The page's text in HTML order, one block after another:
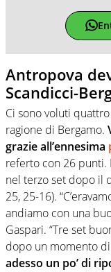
Antropova
Scandicci-
Ci sono voluti
ragione di Bergamo.
grazie all’ennesima
referto con 26 punti.
nel terzo set dopo il
25, 25-16).
andiamo con una
Gaspari. “Tre set
dopo un momento
adesso un po’ di